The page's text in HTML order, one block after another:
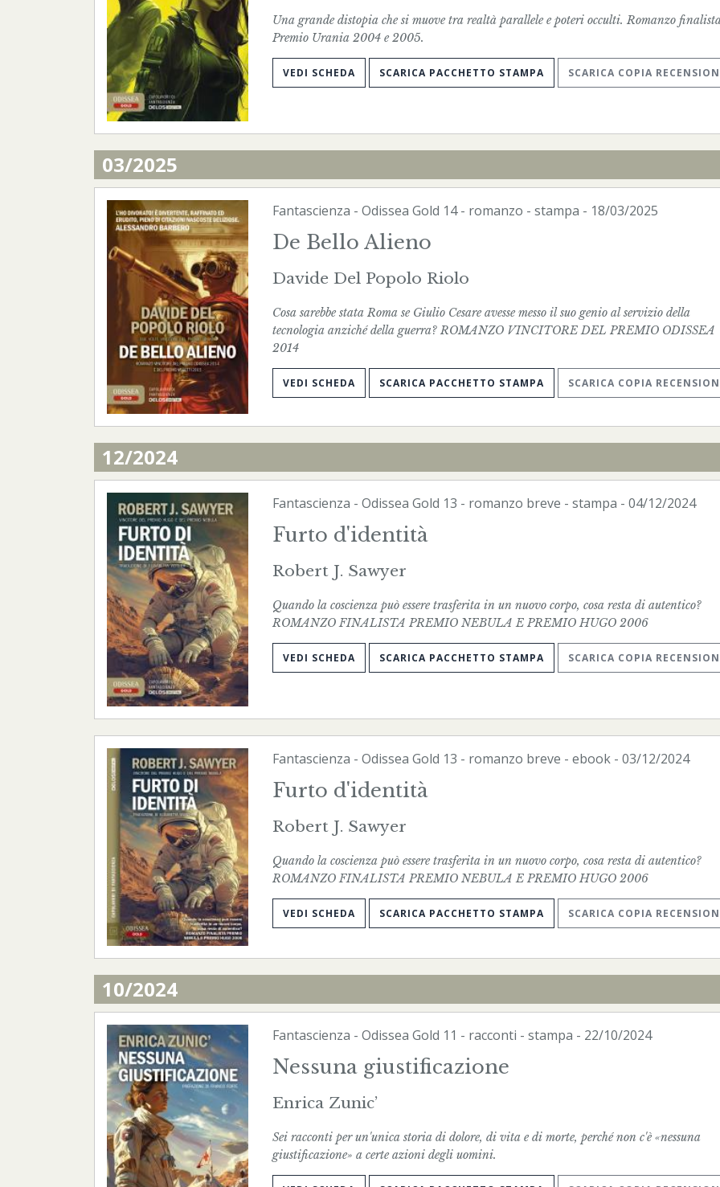
Una grande distopia che si muove tra realtà parallele e poteri occulti. Romanzo
Premio Urania 2004 e 2005.
VEDI SCHEDA SCARICA PACCHETTO STAMPA SCARICA COPIA
03/2025
Fantascienza - Odissea Gold 14 - romanzo - stampa - 18/03/2025
De Bello Alieno
Davide Del Popolo Riolo
Cosa sarebbe stata Roma se Giulio Cesare avesse messo il suo genio al servizio della
tecnologia anziché della guerra? ROMANZO VINCITORE DEL PREMIO ODISSEA
2014
VEDI SCHEDA SCARICA PACCHETTO STAMPA SCARICA COPIA
12/2024
Fantascienza - Odissea Gold 13 - romanzo breve - stampa - 04/12/2024
Furto d'identità
Robert J. Sawyer
Quando la coscienza può essere trasferita in un nuovo corpo, cosa resta di autentico?
ROMANZO FINALISTA PREMIO NEBULA E PREMIO HUGO 2006
VEDI SCHEDA SCARICA PACCHETTO STAMPA SCARICA COPIA
Fantascienza - Odissea Gold 13 - romanzo breve - ebook- 03/12/2024
Furto d'identità
Robert J. Sawyer
Quando la coscienza può essere trasferita in un nuovo corpo, cosa resta di autentico?
ROMANZO FINALISTA PREMIO NEBULA E PREMIO HUGO 2006
VEDI SCHEDA SCARICA PACCHETTO STAMPA SCARICA COPIA
10/2024
Fantascienza - Odissea Gold 11 - racconti - stampa - 22/10/2024
Nessuna giustificazione
Enrica Zunic’
Sei racconti per un'unica storia di dolore, di vita e di morte, perché non c'è «nessuna
giustificazione» a certe azioni degli uomini.